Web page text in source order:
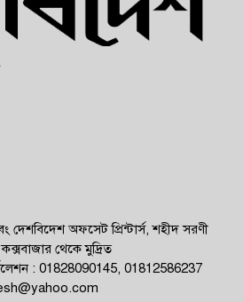
দেশবিদেশ অফসেট প্রিন্টার্স, শহীদ সরণী
থেকে মুদ্রিত
: 01828090145, 01812586237